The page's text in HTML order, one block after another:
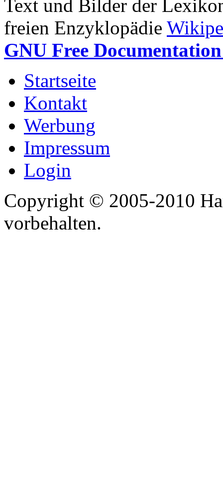
Text und Bilder der
freien Enzyklopädie
GNU Free
Startseite
Kontakt
Werbung
Impressum
Login
Copyright © 2005-2010
vorbehalten.